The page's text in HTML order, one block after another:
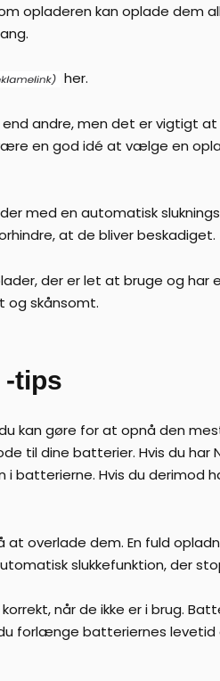
opladeren kan oplade dem
her.
andre, men det er vigtigt
en god idé at vælge en
med en automatisk
at de bliver beskadiget.
der er let at bruge og har
og skånsomt.
-tips
kan gøre for at opnå den
til dine batterier. Hvis du har
batterierne. Hvis du derimod
overlade dem. En fuld
slukkefunktion, der
når de ikke er i brug.
forlænge batteriernes levetid